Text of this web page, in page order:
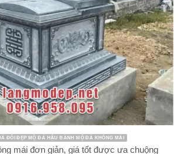
ĐÔI ĐẸP MỘ ĐÁ HẬU BÀNH MỘ ĐÁ KHÔNG MÁI
mái đơn giản, giá tốt được ưa chuộng